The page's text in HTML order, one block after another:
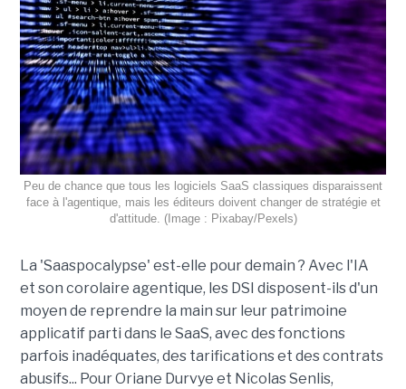
Peu de chance que tous les logiciels SaaS classiques disparaissent
face à l'agentique, mais les éditeurs doivent changer de stratégie et
d'attitude. (Image : Pixabay/Pexels)
La 'Saaspocalypse' est-elle pour demain ? Avec l'IA
et son corolaire agentique, les DSI disposent-ils d'un
moyen de reprendre la main sur leur patrimoine
applicatif parti dans le SaaS, avec des fonctions
parfois inadéquates, des tarifications et des contrats
abusifs... Pour Oriane Durvye et Nicolas Senlis,